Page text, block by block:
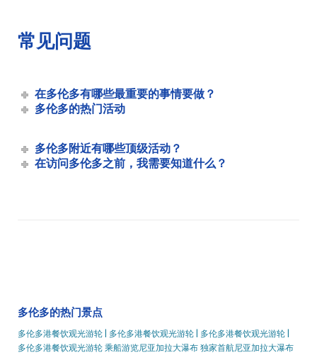
在多伦多与圣诞老人一起巡游的周日早午餐 | 城市体验
北方精神
多伦多奥德赛
迷迭香
秀色可餐
多伦多劳工节午餐游 (2020) | 城市体验
多伦多新年夜鸡尾酒巡游｜城市体验
常见问题
在多伦多有哪些最重要的事情要做？
多伦多的热门活动
多伦多附近有哪些顶级活动？
在访问多伦多之前，我需要知道什么？
多伦多的热门景点
多伦多港餐饮观光游轮 | 多伦多港餐饮观光游轮 | 多伦多港餐饮观光游轮 |
多伦多港餐饮观光游轮乘船游览尼亚加拉大瀑布独家首航尼亚加拉大瀑布